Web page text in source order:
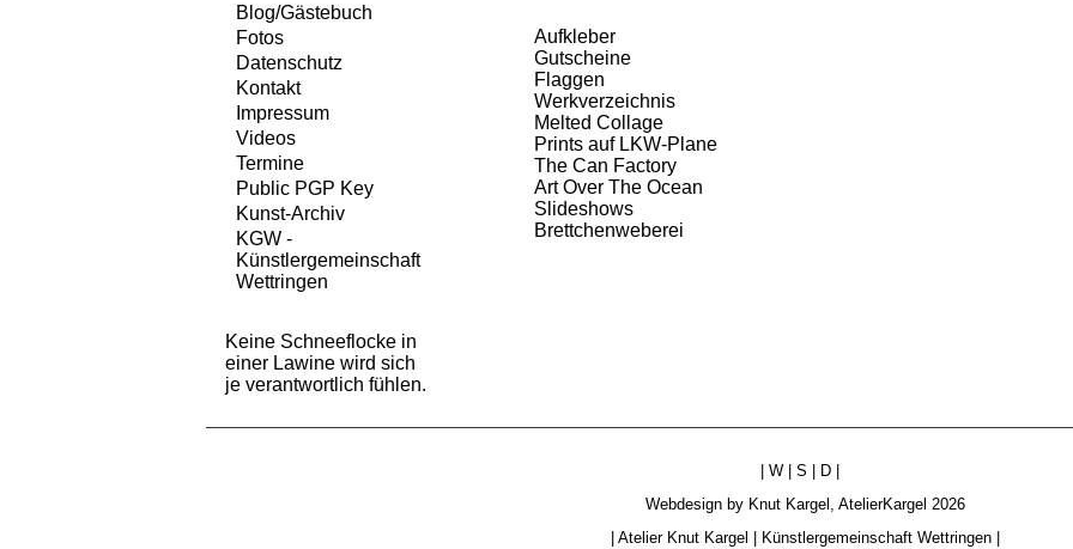
Aufkleber
Gutscheine
Flaggen
Werkverzeichnis
Melted Collage
Prints auf LKW-Plane
The Can Factory
Art Over The Ocean
Slideshows
Brettchenweberei
Blog/Gästebuch
Fotos
Datenschutz
Kontakt
Impressum
Videos
Termine
Public PGP Key
Kunst-Archiv
KGW -
Künstlergemeinschaft
Wettringen
Keine Schneeflocke in
einer Lawine wird sich
je verantwortlich fühlen.
W S D
Webdesign by Knut Kargel , AtelierKargel 2026
Atelier Knut Kargel Künstlergemeinschaft Wettringen|